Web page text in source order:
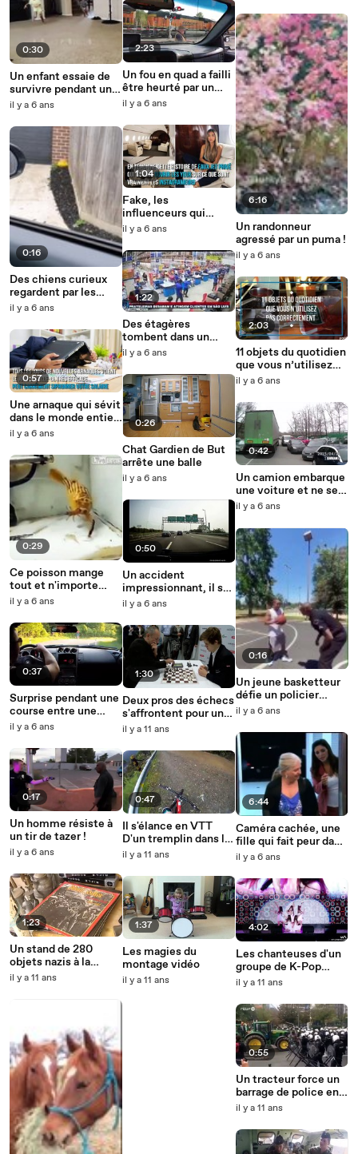
0:30
Un enfant essaie de
survivre pendant une
guerre de nerf
il y a 6 ans
0:16
Des chiens curieux
regardent par les
trous d'une palissade
il y a 6 ans
0:57
Une arnaque qui sévit
dans le monde entier
pour voler votre
il y a 6 ans
0:29
Ce poisson mange
tout et n'importe
quoi
il y a 6 ans
0:37
Surprise pendant une
course entre une
nissan et un porsche
il y a 6 ans
0:17
Un homme résiste à
un tir de tazer !
il y a 6 ans
1:23
Un stand de 280
objets nazis à la
braderie de Lille
il y a 11 ans
2:23
Un fou en quad a failli
être heurté par un
train avec son chien
il y a 6 ans
1:04
Fake, les
influenceurs qui
voyagent en jet privé
il y a 6 ans
1:22
Des étagères
tombent dans un
super marché au
il y a 6 ans
0:26
Chat Gardien de But
arrête une balle
il y a 6 ans
0:50
Un accident
impressionnant, il se
fait éjecter hors de sa
il y a 6 ans
1:30
Deux pros des échecs
s'affrontent pour une
partie ultra rapide
il y a 11 ans
0:47
Il s'élance en VTT
D'un tremplin dans le
vide mais son
pas
il y a 11 ans
1:37
Les magies du
montage vidéo
il y a 11 ans
6:16
Un randonneur
agressé par un puma !
il y a 6 ans
2:03
11 objets du quotidien
que vous n’utilisez
pas correctement
il y a 6 ans
0:42
Un camion embarque
une voiture et ne se
rend compte de rien !
il y a 6 ans
0:16
Un jeune basketteur
défie un policier
beaucoup trop chaud
il y a 6 ans
6:44
Caméra cachée, une
fille qui fait peur dans
un ascenseur
il y a 6 ans
4:02
Les chanteuses d'un
groupe de K-Pop
chutent à six reprises
chanson.
il y a 11 ans
0:55
Un tracteur force un
barrage de police en
Belgique
il y a 11 ans